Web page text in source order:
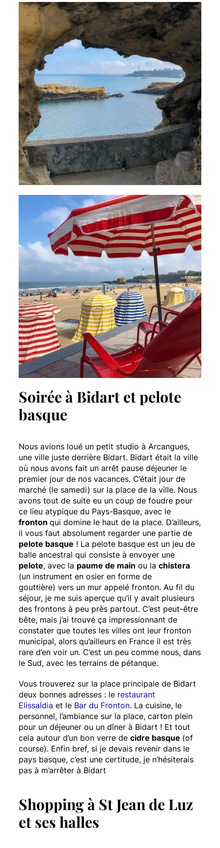
Soirée à Bidart et pelote
basque
Nous avions loué un petit studio à Arcangues,
une ville juste derrière Bidart. Bidart était la ville
où nous avons fait un arrêt pause déjeuner le
premier jour de nos vacances. C’était jour de
marché (le samedi) sur la place de la ville. Nous
avons tout de suite eu un coup de foudre pour
ce lieu atypique du Pays-Basque, avec le
fronton qui domine le haut de la place. D’ailleurs,
il vous faut absolument regarder une partie de
pelote basque ! La pelote basque est un jeu de
balle ancestral qui consiste à envoyer une
pelote, avec la paume de main ou la chistera
(un instrument en osier en forme de
gouttière) vers un mur appelé fronton. Au fil du
séjour, je me suis aperçue qu’il y avait plusieurs
des frontons à peu près partout. C’est peut-être
bête, mais j’ai trouvé ça impressionnant de
constater que toutes les villes ont leur fronton
municipal, alors qu’ailleurs en France il est très
rare d’en voir un. C’est un peu comme nous, dans
le Sud, avec les terrains de pétanque.
Vous trouverez sur la place principale de Bidart
deux bonnes adresses : le restaurant
Elissaldia et le Bar du Fronton. La cuisine, le
personnel, l’ambiance sur la place, carton plein
pour un déjeuner ou un dîner à Bidart ! Et tout
cela autour d’un bon verre de cidre basque (of
course). Enfin bref, si je devais revenir dans le
pays basque, c’est une certitude, je n’hésiterais
pas à m’arrêter à Bidart
Shopping à St Jean de Luz
et ses halles